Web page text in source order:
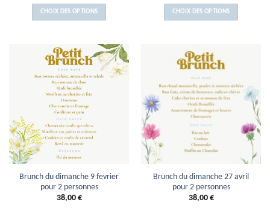
CHOIX DES OPTIONS CHOIX DES OPTIONS
Brunch du dimanche 9 fevrier
pour 2 personnes
38,00 €
Brunch du dimanche 27 avril
pour 2 personnes
38,00 €